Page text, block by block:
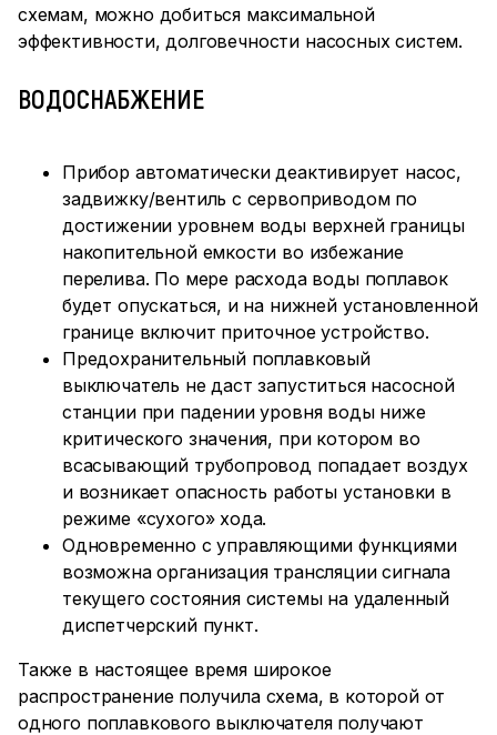
схемам, можно добиться максимальной
эффективности, долговечности насосных систем.
ВОДОСНАБЖЕНИЕ
Прибор автоматически деактивирует насос,
задвижку/вентиль с сервоприводом по
достижении уровнем воды верхней границы
накопительной емкости во избежание
перелива. По мере расхода воды поплавок
будет опускаться, и на нижней установленной
границе включит приточное устройство.
Предохранительный поплавковый
выключатель не даст запуститься насосной
станции при падении уровня воды ниже
критического значения, при котором во
всасывающий трубопровод попадает воздух
и возникает опасность работы установки в
режиме «сухого» хода.
Одновременно с управляющими функциями
возможна организация трансляции сигнала
текущего состояния системы на удаленный
диспетчерский пункт.
Также в настоящее время широкое
распространение получила схема, в которой от
одного поплавкового выключателя получают